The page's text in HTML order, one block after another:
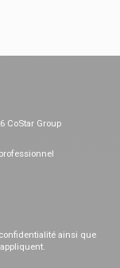
CoStar Group
ainsi que